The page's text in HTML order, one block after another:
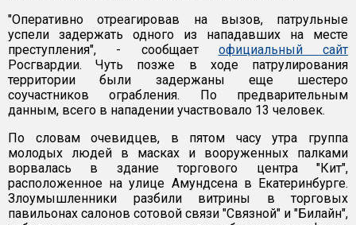
"Оперативно отреагировав на вызов, патрульные
успели задержать одного из нападавших на месте
преступления", - сообщает официальный сайт
Росгвардии. Чуть позже в ходе патрулирования
территории были задержаны еще шестеро
соучастников ограбления. По предварительным
данным, всего в нападении участвовало 13 человек.
По словам очевидцев, в пятом часу утра группа
молодых людей в масках и вооруженных палками
ворвалась в здание торгового центра "Кит",
расположенное на улице Амундсена в Екатеринбурге.
Злоумышленники разбили витрины в торговых
павильонах салонов сотовой связи "Связной" и "Билайн",